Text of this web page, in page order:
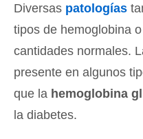
Diversas patologías
tipos de hemoglobina
cantidades normales.
presente en algunos
que la hemoglobina
la diabetes.